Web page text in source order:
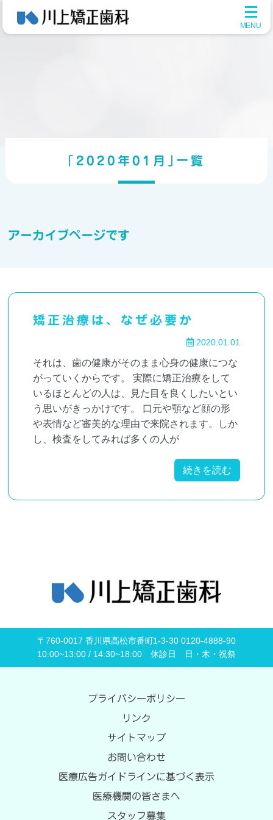
ニ
｢2020年01月｣一覧
アーカイブページです
矯正治療は、なぜ必要か
2020.01.01
それは、歯の健康がそのまま心身の健康につな
がっていくからです。 実際に矯正治療をして
いるほとんどの人は、見た目を良くしたいとい
う思いがきっかけです。 口元や顎など顔の形
や表情など審美的な理由で来院されます。しか
し、検査をしてみれば多くの人が
続きを読む
〒760-0017 香川県高松市番町1-3-30 0120-4888-90
10:00~13:00 / 14:30~18:00 休診日 日・木・祝祭
プライバシーポリシー
リンク
サイトマップ
お問い合わせ
医療広告ガイドラインに基づく表示
医療機関の皆さまへ
スタッフ募集